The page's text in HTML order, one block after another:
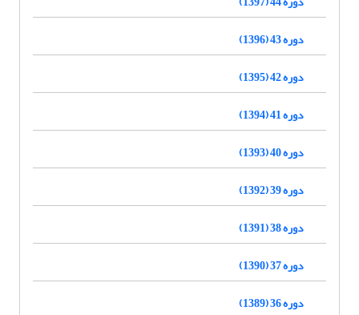
دوره 43 (1396)
دوره 42 (1395)
دوره 41 (1394)
دوره 40 (1393)
دوره 39 (1392)
دوره 38 (1391)
دوره 37 (1390)
دوره 36 (1389)